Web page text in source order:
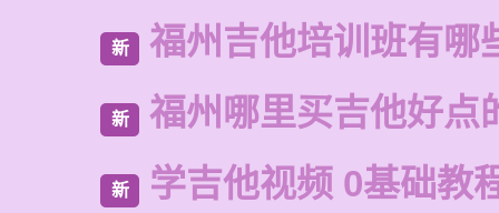
新 福州吉他培训班有哪
新 福州哪里买吉他好点
新 学吉他视频 0基础教